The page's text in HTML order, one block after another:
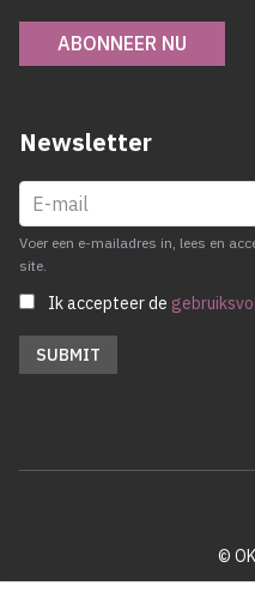
ABONNEER NU
Newsletter
Voer een e-mailadres in, lees en
site.
Ik accepteer de
©